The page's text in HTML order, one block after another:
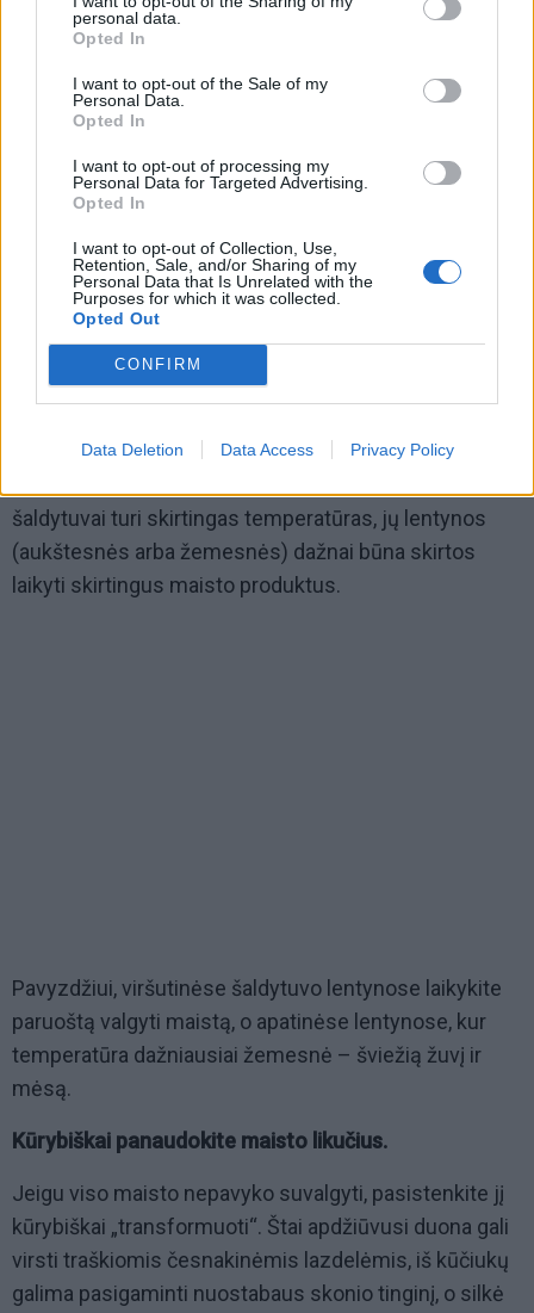
personal data.
Opted In
I want to opt-out of the Sale of my
Personal Data.
Opted In
I want to opt-out of processing my
Personal Data for Targeted Advertising.
Opted In
I want to opt-out of Collection, Use,
Retention, Sale, and/or Sharing of my
Personal Data that Is Unrelated with the
Purposes for which it was collected.
Opted Out
CONFIRM
Data Deletion Data Access Privacy Policy
Nepasiduokite akcijoms.
Kad ir kaip viliotų patraukli sausainių kaina arba
ypatingai gera akcija užtepėlėms, jeigu jų nėra jūsų
šventiniame meniu – vadinasi jų neturėtų būti ir jūsų
pirkinių krepšelyje.
Tinkamai laikykite maisto produktus.
Grįžę iš parduotuvės su pirkinių krepšiais, pirmiausiai
šaldytuvai turi skirtingas temperatūras, jų lentynos
(aukštesnės arba žemesnės) dažnai būna skirtos
laikyti skirtingus maisto produktus.
Pavyzdžiui, viršutinėse šaldytuvo lentynose laikykite
paruoštą valgyti maistą, o apatinėse lentynose, kur
temperatūra dažniausiai žemesnė – šviežią žuvį ir
mėsą.
Kūrybiškai panaudokite maisto likučius.
Jeigu viso maisto nepavyko suvalgyti, pasistenkite jį
kūrybiškai „transformuoti“. Štai apdžiūvusi duona gali
virsti traškiomis česnakinėmis lazdelėmis, iš kūčiukų
galima pasigaminti nuostabaus skonio tinginį, o silkė